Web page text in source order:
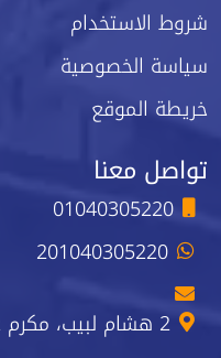
شروط الاستخدام
سياسة الخصوصية
خريطة الموقع
تواصل معنا
01040305220
201040305220
2 هشام لبيب، مكرم عبيد، مدينة نصر